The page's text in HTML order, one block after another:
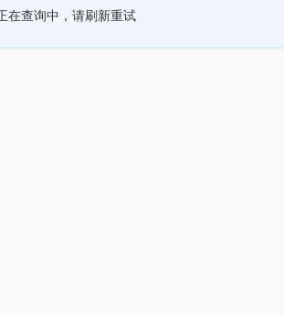
在查询中，请刷新重试